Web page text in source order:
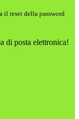
il reset della password
di posta elettronica!